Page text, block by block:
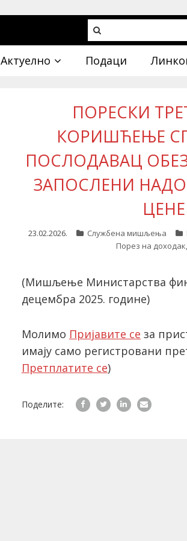
Актуелно Подаци
ПОРЕСКИ
КОРИШЋЕЊЕ
ПОСЛОДАВАЦ
ЗАПОСЛЕНИ
23.02.2026. Службена мишљења
Порез на доходак,
(Мишљење Министарства
децембра 2025. године)
Молимо Пријавите се за
имају само регистровани
Претплатите се)
Поделите: